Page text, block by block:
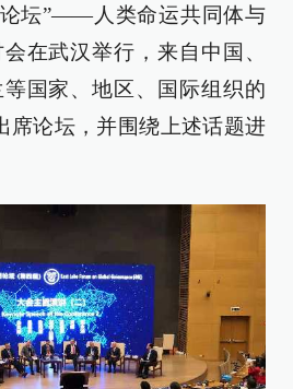
论坛”——人类命运共同体与
在武汉举行，来自中国、
国家、地区、国际组织的
席论坛，并围绕上述话题进